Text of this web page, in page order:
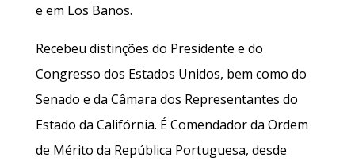
e em Los Banos.
Recebeu distinções do Presidente e do
Congresso dos Estados Unidos, bem como do
Senado e da Câmara dos Representantes do
Estado da Califórnia. É Comendador da Ordem
de Mérito da República Portuguesa, desde